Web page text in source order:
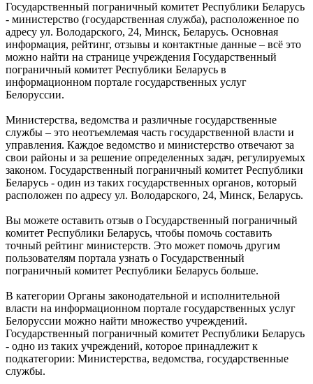
Государственный пограничный комитет Республики Беларусь
- министерство (государственная служба), расположенное по
адресу ул. Володарского, 24, Минск, Беларусь. Основная
информация, рейтинг, отзывы и контактные данные – всё это
можно найти на странице учреждения Государственный
пограничный комитет Республики Беларусь в
информационном портале государственных услуг
Белоруссии.
Министерства, ведомства и различные государственные
службы – это неотъемлемая часть государственной власти и
управления. Каждое ведомство и министерство отвечают за
свои районы и за решение определенных задач, регулируемых
законом. Государственный пограничный комитет Республики
Беларусь - один из таких государственных органов, который
расположен по адресу ул. Володарского, 24, Минск, Беларусь.
Вы можете оставить отзыв о Государственный пограничный
комитет Республики Беларусь, чтобы помочь составить
точный рейтинг министерств. Это может помочь другим
пользователям портала узнать о Государственный
пограничный комитет Республики Беларусь больше.
В категории Органы законодательной и исполнительной
власти на информационном портале государственных услуг
Белоруссии можно найти множество учреждений.
Государственный пограничный комитет Республики Беларусь
- одно из таких учреждений, которое принадлежит к
подкатегории: Министерства, ведомства, государственные
службы.